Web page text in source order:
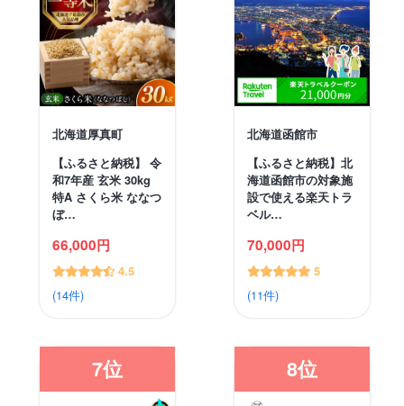
北海道厚真町
【ふるさと納税】 令
和7年産 玄米 30kg
特A さくら米 ななつ
ぼ…
66,000円
4.5
(14件)
北海道函館市
【ふるさと納税】北
海道函館市の対象施
設で使える楽天トラ
ベル…
70,000円
5
(11件)
7位 8位